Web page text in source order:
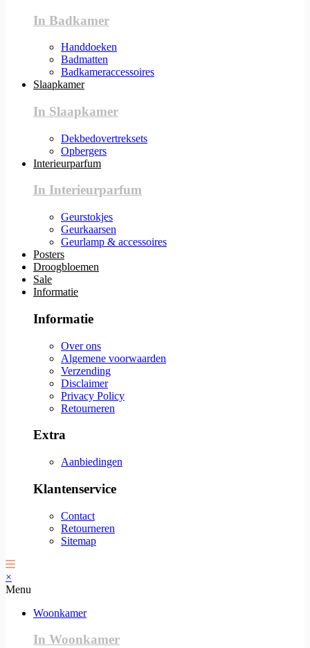
In Badkamer
Handdoeken
Badmatten
Badkameraccessoires
Slaapkamer
In Slaapkamer
Dekbedovertreksets
Opbergers
Interieurparfum
In Interieurparfum
Geurstokjes
Geurkaarsen
Geurlamp & accessoires
Posters
Droogbloemen
Sale
Informatie
Informatie
Over ons
Algemene voorwaarden
Verzending
Disclaimer
Privacy Policy
Retourneren
Extra
Aanbiedingen
Klantenservice
Contact
Retourneren
Sitemap
×
Menu
Woonkamer
In Woonkamer